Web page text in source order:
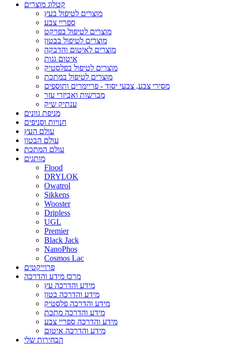
קטלוג מוצרים
מוצרים לטיפול בעץ
ספריי צבע
מוצרים לטיפול בפרקט
מוצרים לטיפול בבטון
מוצרים לאיטום והדבקה
איטום גגות
מוצרים לטיפול בפלסטיק
מוצרים לטיפול במתכת
מסירי צבע, צבעי יסוד - פריימרים ותוספים
מברשות ואביזרי עזר
ענתיק שיק
מניפת גוונים
חנויות וסניפים
עולם העץ
עולם הבטון
עולם המתכת
מותגים
Flood
DRYLOK
Owatrol
Sikkens
Wooster
Dripless
UGL
Premier
Black Jack
NanoPhos
Cosmos Lac
פרוייקטים
מרכז מידע והדרכה
מידע והדרכה עץ
מידע והדרכה בטון
מידע והדרכה פלסטיק
מידע והדרכה מתכת
מידע והדרכה ספריי צבע
מידע והדרכה איטום
הבחירות שלי